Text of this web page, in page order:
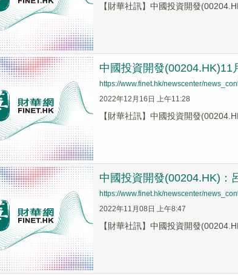
【財華社訊】中國投資開發
中國投資開發(00204.HK)11
https://www.finet.hk/newscenter/
2022年12月16日 上午11:28
【財華社訊】中國投資開發
中國投資開發(00204.HK)：
https://www.finet.hk/newscenter/
2022年11月08日 上午8:47
【財華社訊】中國投資開發